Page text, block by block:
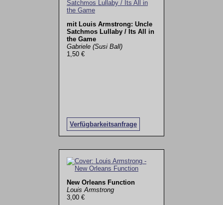
mit Louis Armstrong: Uncle
Satchmos Lullaby / Its All in
the Game
Gabriele (Susi Ball)
1,50 €
Verfügbarkeitsanfrage
New Orleans Function
Louis Armstrong
3,00 €